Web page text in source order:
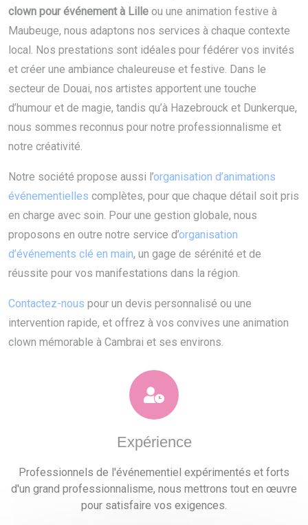
clown pour événement à Lille ou une animation festive à
Maubeuge, nous adaptons nos services à chaque contexte
local. Nos prestations sont idéales pour fédérer vos invités
et créer une ambiance chaleureuse et festive. Dans le
secteur de Douai, nos artistes apportent une touche
d’humour et de magie, tandis qu’à Hazebrouck et Dunkerque,
nous sommes reconnus pour notre professionnalisme et
notre créativité.
Notre société propose aussi l’organisation d’animations
événementielles complètes, pour que chaque détail soit pris
en charge avec soin. Pour une gestion globale, nous
proposons en outre notre service d’organisation
d’événements clé en main, un gage de sérénité et de
réussite pour vos manifestations dans la région.
Contactez-nous pour un devis personnalisé ou une
intervention rapide, et offrez à vos convives une animation
clown mémorable à Cambrai et ses environs.
Expérience
Professionnels de l'événementiel expérimentés et forts
d'un grand professionnalisme, nous mettrons tout en œuvre
pour satisfaire vos exigences.